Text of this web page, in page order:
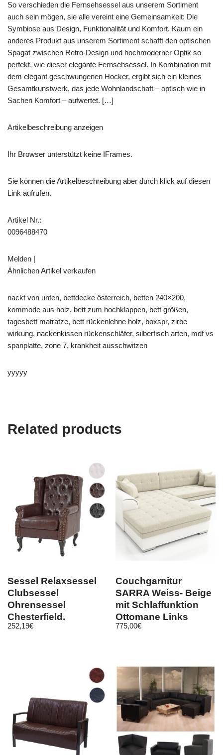
So verschieden die Fernsehsessel aus unserem Sortiment
auch sein mögen, sie alle vereint eine Gemeinsamkeit: Die
Symbiose aus Design, Funktionalität und Komfort. Kaum ein
anderes Produkt aus unserem Sortiment schafft den optischen
Spagat zwischen Retro-Design und hochmoderner Optik so
perfekt, wie dieser elegante Fernsehsessel. In Kombination mit
dem elegant geschwungenen Hocker, ergibt sich ein kleines
Gesamtkunstwerk, das jede Wohnlandschaft – optisch wie in
Sachen Komfort – aufwertet. […]
Artikelbeschreibung anzeigen
Ihr Browser unterstützt keine IFrames.
Sie können die Artikelbeschreibung aber durch klick auf diesen
Link aufrufen.
Artikel Nr.:
0096488470
Melden |
Ähnlichen Artikel verkaufen
nackt von unten, bettdecke österreich, betten 240×200,
kommode aus holz, bett zum hochklappen, bett größen,
tagesbett matratze, bett rückenlehne holz, boxspr, zirbe
wirkung, nackenkissen rückenschläfer, silberfisch arten, mdf vs
spanplatte, zone 7, krankheit ausschwitzen
yyyyy
Related products
Sessel Relaxsessel
Clubsessel
Ohrensessel
Chesterfield,
Kunstleder
252,19€
Couchgarnitur
SARRA Weiss- Beige
mit Schlaffunktion
Ottomane Links
775,00€